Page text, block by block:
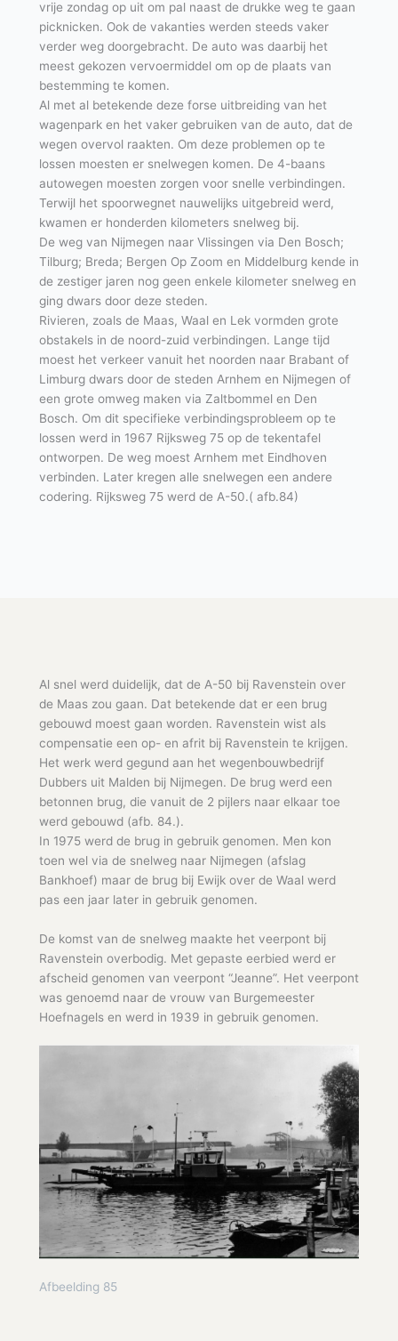
vrije zondag op uit om pal naast de drukke weg te gaan
picknicken. Ook de vakanties werden steeds vaker
verder weg doorgebracht. De auto was daarbij het
meest gekozen vervoermiddel om op de plaats van
bestemming te komen.
Al met al betekende deze forse uitbreiding van het
wagenpark en het vaker gebruiken van de auto, dat de
wegen overvol raakten. Om deze problemen op te
lossen moesten er snelwegen komen. De 4-baans
autowegen moesten zorgen voor snelle verbindingen.
Terwijl het spoorwegnet nauwelijks uitgebreid werd,
kwamen er honderden kilometers snelweg bij.
De weg van Nijmegen naar Vlissingen via Den Bosch;
Tilburg; Breda; Bergen Op Zoom en Middelburg kende in
de zestiger jaren nog geen enkele kilometer snelweg en
ging dwars door deze steden.
Rivieren, zoals de Maas, Waal en Lek vormden grote
obstakels in de noord-zuid verbindingen. Lange tijd
moest het verkeer vanuit het noorden naar Brabant of
Limburg dwars door de steden Arnhem en Nijmegen of
een grote omweg maken via Zaltbommel en Den
Bosch. Om dit specifieke verbindingsprobleem op te
lossen werd in 1967 Rijksweg 75 op de tekentafel
ontworpen. De weg moest Arnhem met Eindhoven
verbinden. Later kregen alle snelwegen een andere
codering. Rijksweg 75 werd de A-50.( afb.84)
Al snel werd duidelijk, dat de A-50 bij Ravenstein over
de Maas zou gaan. Dat betekende dat er een brug
gebouwd moest gaan worden. Ravenstein wist als
compensatie een op- en afrit bij Ravenstein te krijgen.
Het werk werd gegund aan het wegenbouwbedrijf
Dubbers uit Malden bij Nijmegen. De brug werd een
betonnen brug, die vanuit de 2 pijlers naar elkaar toe
werd gebouwd (afb. 84.).
In 1975 werd de brug in gebruik genomen. Men kon
toen wel via de snelweg naar Nijmegen (afslag
Bankhoef) maar de brug bij Ewijk over de Waal werd
pas een jaar later in gebruik genomen.
De komst van de snelweg maakte het veerpont bij
Ravenstein overbodig. Met gepaste eerbied werd er
afscheid genomen van veerpont “Jeanne”. Het veerpont
was genoemd naar de vrouw van Burgemeester
Hoefnagels en werd in 1939 in gebruik genomen.
Afbeelding 85